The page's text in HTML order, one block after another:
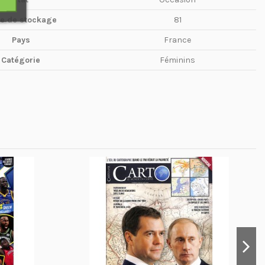
de stockage
81
Pays
France
Catégorie
Féminins